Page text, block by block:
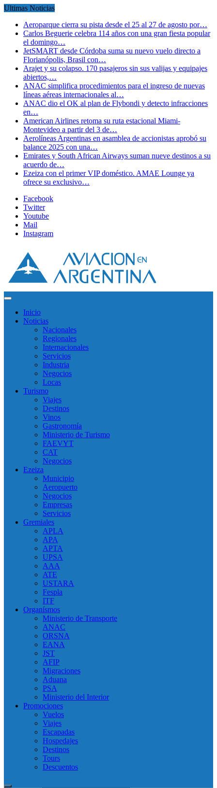
Ultimas Noticias
Aeroparque cierra su pista desde el 25 al 27 de agosto por…
Carlos Beguerie celebra 114 años con una gran fiesta popular
el domingo…
JetSMART desde Córdoba suma su nuevo vuelo directo a
Florianópolis, Brasil con…
Arajet y su colapso. 170 pasajeros sin sus valijas y equipajes
abiertos,…
ANAC simplifica procedimientos para el ingreso de nuevas
líneas aéreas internacionales al…
ANAC dio el OK al plan de Flybondi y detecto infracciones
en…
American Airlines retoma su ruta estacional Miami-
Montevideo a partir del 3 de…
Aerolíneas Argentinas en asamblea de accionistas aprobó su
balance 2025 con una…
Emirates y South African Airways suman nueve destinos a su
acuerdo de…
Ezeiza con el primer VIP doméstico. AMAE Lounge ya
ofrece su exclusivo…
Facebook
Twitter
Youtube
Mail
Instagram
Inicio
Noticias
Nacionales
Regionales
Internacionales
Servicios
Industria
Negocios
Locas
Turismo
Viajes
Destinos
Vinos
Gastronomía
Ministerio de Turismo
FAEVYT
CAT
Negocios
Ezeiza
Municipio
Aeropuerto
Negocios
Empresas
Servicios
Gremiales
APLA
APA
APTA
UPSA
AAA
ATE
USTARA
Fespla
ITF
Organísmos
Ministerio de Transporte
ANAC
ORSNA
EANA
JST
AFIP
Migraciones
Aduana
PSA
Ministerio del Interior
Promociones
Vuelos
Viajes
Escapadas
Hospedajes
Destinos
Tours
Descuentos